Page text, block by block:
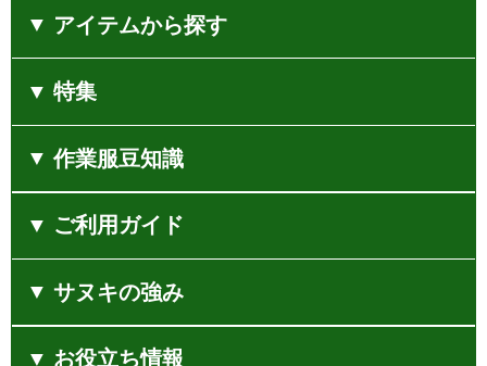
4,620円（税込）
豊富なカラー・アイテム